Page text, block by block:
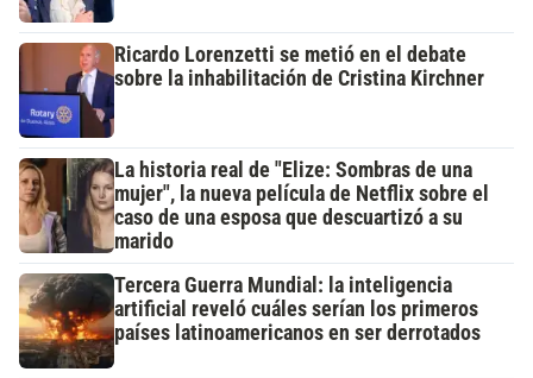
Ricardo Lorenzetti se metió en el debate
sobre la inhabilitación de Cristina Kirchner
La historia real de "Elize: Sombras de una
mujer", la nueva película de Netflix sobre el
caso de una esposa que descuartizó a su
marido
Tercera Guerra Mundial: la inteligencia
artificial reveló cuáles serían los primeros
países latinoamericanos en ser derrotados